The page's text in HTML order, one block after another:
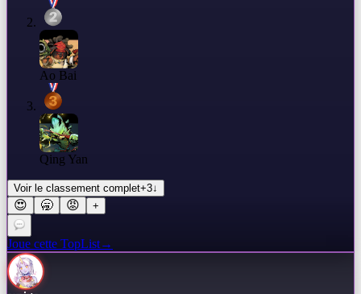
Ao Bai
Qing Yan
Voir le classement complet+3↓
😍 🥱 😡 +
Joue cette TopList→